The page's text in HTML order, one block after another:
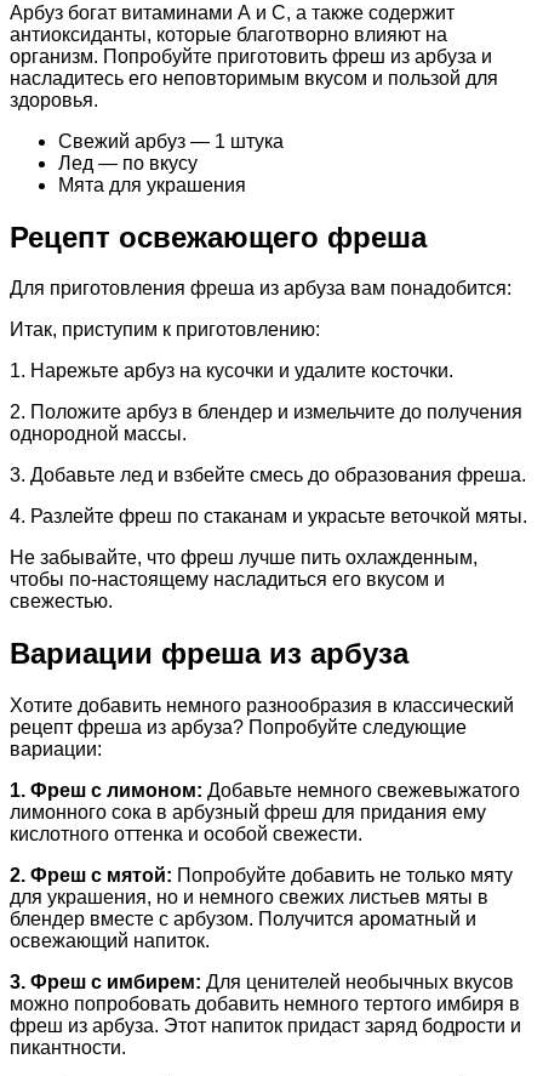
Арбуз богат витаминами А и C, а также содержит
антиоксиданты, которые благотворно влияют на
организм. Попробуйте приготовить фреш из арбуза и
насладитесь его неповторимым вкусом и пользой для
здоровья.
Свежий арбуз — 1 штука
Лед — по вкусу
Мята для украшения
Рецепт освежающего фреша
Для приготовления фреша из арбуза вам понадобится:
Итак, приступим к приготовлению:
1. Нарежьте арбуз на кусочки и удалите косточки.
2. Положите арбуз в блендер и измельчите до получения
однородной массы.
3. Добавьте лед и взбейте смесь до образования фреша.
4. Разлейте фреш по стаканам и украсьте веточкой мяты.
Не забывайте, что фреш лучше пить охлажденным,
чтобы по-настоящему насладиться его вкусом и
свежестью.
Вариации фреша из арбуза
Хотите добавить немного разнообразия в классический
рецепт фреша из арбуза? Попробуйте следующие
вариации:
1. Фреш с лимоном: Добавьте немного свежевыжатого
лимонного сока в арбузный фреш для придания ему
кислотного оттенка и особой свежести.
2. Фреш с мятой: Попробуйте добавить не только мяту
для украшения, но и немного свежих листьев мяты в
блендер вместе с арбузом. Получится ароматный и
освежающий напиток.
3. Фреш с имбирем: Для ценителей необычных вкусов
можно попробовать добавить немного тертого имбиря в
фреш из арбуза. Этот напиток придаст заряд бодрости и
пикантности.